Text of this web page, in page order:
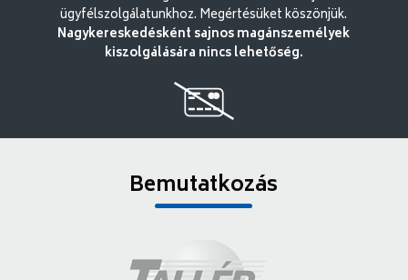
ügyfélszolgálatunkhoz. Megértésüket köszönjük.
Nagykereskedésként sajnos magánszemélyek
kiszolgálására nincs lehetőség.
Bemutatkozás